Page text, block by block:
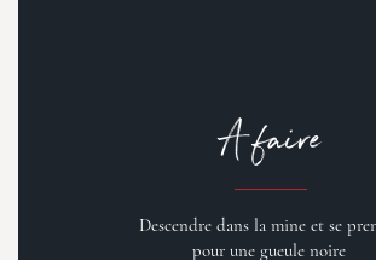
A faire
Descendre dans la mine et se
pour une gueule noire